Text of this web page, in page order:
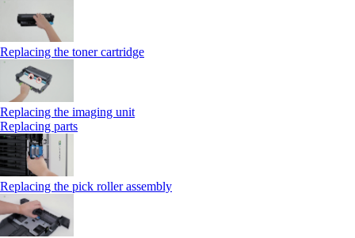
Replacing the toner cartridge
Replacing the imaging unit
Replacing parts
Replacing the pick roller assembly